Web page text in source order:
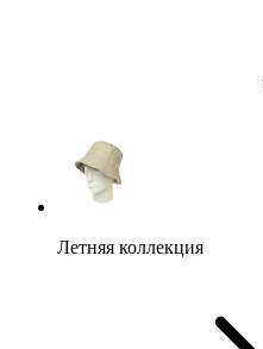
Летняя коллекция